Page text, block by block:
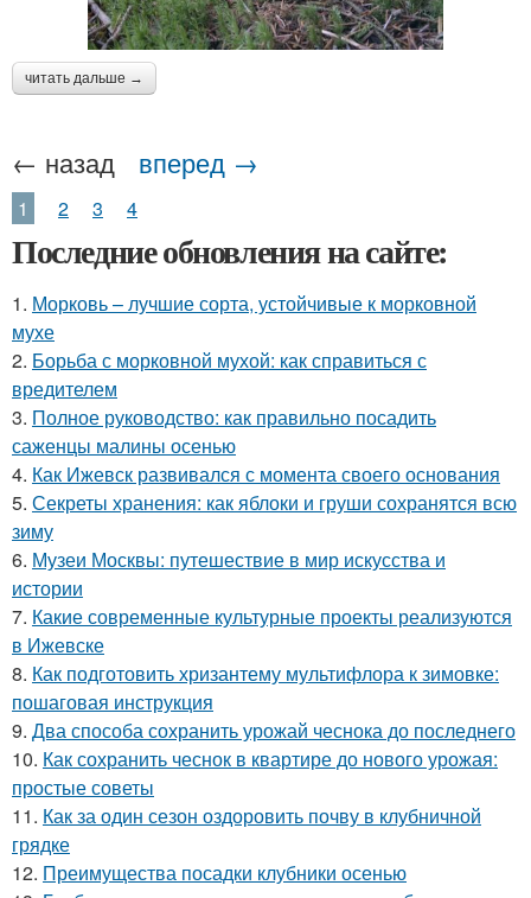
читать дальше →
← назад вперед →
1 2 3 4
Последние обновления на сайте:
1. Морковь – лучшие сорта, устойчивые к морковной
мухе
2. Борьба с морковной мухой: как справиться с
вредителем
3. Полное руководство: как правильно посадить
саженцы малины осенью
4. Как Ижевск развивался с момента своего основания
5. Секреты хранения: как яблоки и груши сохранятся всю
зиму
6. Музеи Москвы: путешествие в мир искусства и
истории
7. Какие современные культурные проекты реализуются
в Ижевске
8. Как подготовить хризантему мультифлора к зимовке:
пошаговая инструкция
9. Два способа сохранить урожай чеснока до последнего
10. Как сохранить чеснок в квартире до нового урожая:
простые советы
11. Как за один сезон оздоровить почву в клубничной
грядке
12. Преимущества посадки клубники осенью